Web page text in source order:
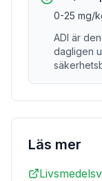
0-25 mg/
ADI är
dagligen
Läs mer